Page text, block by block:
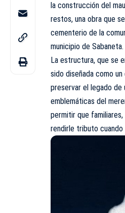
la construcción del
restos, una obra que
cementerio de la
municipio de Sabaneta.
La estructura, que se
sido diseñada como
preservar el legado de
emblemáticas del
permitir que
rendirle tributo cuando